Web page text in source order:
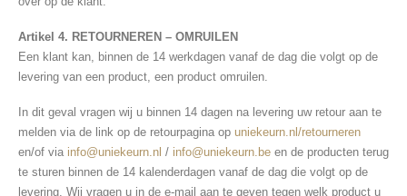
Artikel 4. RETOURNEREN – OMRUILEN
Een klant kan, binnen de 14 werkdagen vanaf de dag die volgt op de
levering van een product, een product omruilen.
In dit geval vragen wij u binnen 14 dagen na levering uw retour aan te
melden via de link op de retourpagina op uniekeurn.nl/retourneren
en/of via info@uniekeurn.nl / info@uniekeurn.be en de producten terug
te sturen binnen de 14 kalenderdagen vanaf de dag die volgt op de
levering. Wij vragen u in de e-mail aan te geven tegen welk product u